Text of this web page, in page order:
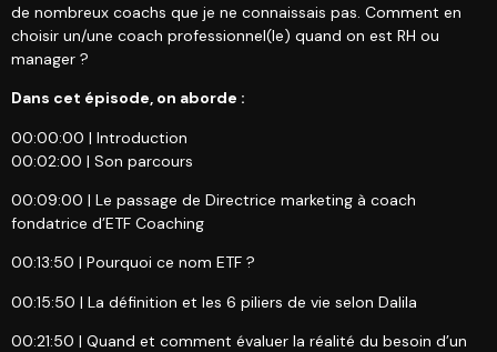
de nombreux coachs que je ne connaissais pas. Comment en
choisir un/une coach professionnel(le) quand on est RH ou
manager ?
Dans cet épisode, on aborde :
00:00:00 | Introduction
00:02:00 | Son parcours
00:09:00 | Le passage de Directrice marketing à coach
fondatrice d’ETF Coaching
00:13:50 | Pourquoi ce nom ETF ?
00:15:50 | La définition et les 6 piliers de vie selon Dalila
00:21:50 | Quand et comment évaluer la réalité du besoin d’un